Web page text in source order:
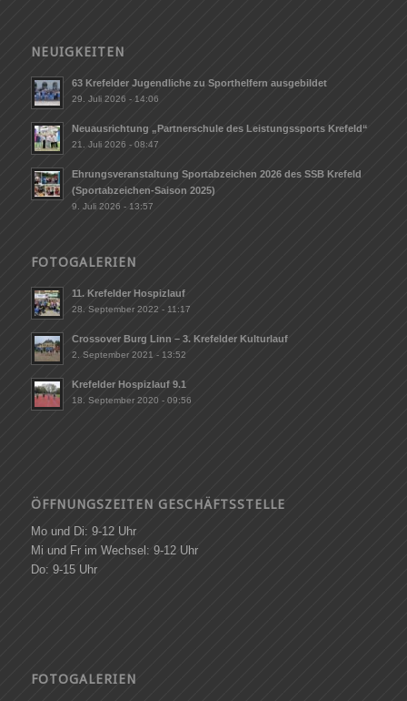
NEUIGKEITEN
63 Krefelder Jugendliche zu Sporthelfern ausgebildet
29. Juli 2026 - 14:06
Neuausrichtung „Partnerschule des Leistungssports Krefeld“
21. Juli 2026 - 08:47
Ehrungsveranstaltung Sportabzeichen 2026 des SSB Krefeld
(Sportabzeichen-Saison 2025)
9. Juli 2026 - 13:57
FOTOGALERIEN
11. Krefelder Hospizlauf
28. September 2022 - 11:17
Crossover Burg Linn – 3. Krefelder Kulturlauf
2. September 2021 - 13:52
Krefelder Hospizlauf 9.1
18. September 2020 - 09:56
ÖFFNUNGSZEITEN GESCHÄFTSSTELLE
Mo und Di: 9-12 Uhr
Mi und Fr im Wechsel: 9-12 Uhr
Do: 9-15 Uhr
FOTOGALERIEN